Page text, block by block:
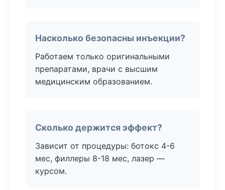
Насколько безопасны инъекции?
Работаем только оригинальными
препаратами, врачи с высшим
медицинским образованием.
Сколько держится эффект?
Зависит от процедуры: ботокс 4-6
мес, филлеры 8-18 мес, лазер —
курсом.